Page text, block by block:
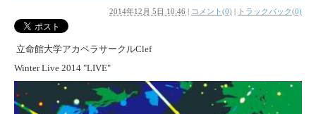
2014年12月 5日 10:46 | コメント(0) | トラックバック(0)
立命館大学アカペラサークルClef
Winter Live 2014 "LIVE"